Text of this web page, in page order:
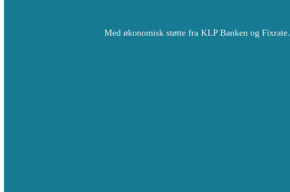
Med økonomisk støtte fra KLP Banken og Fixrate.